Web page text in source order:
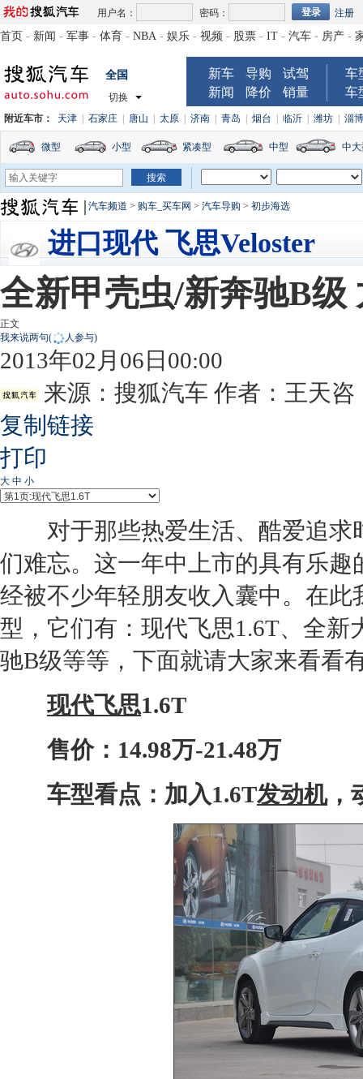
用户名： 密码： 注册
首页 - 新闻 - 军事 - 体育 - NBA - 娱乐 - 视频 - 股票 - IT - 汽车 - 房产 -
全国
切换
新车 导购
试驾
新闻
降价 销量
车
车
附近车市： 天津 石家庄 唐山 太原 济南 青岛 烟台 临沂 潍坊 淄博
微型 小型 紧凑型 中型 中
汽车频道 > 购车_买车网 > 汽车导购 > 初步海选
进口现代 飞思Veloster
全新甲壳虫/新奔驰B级
正文
我来说两句( 人参与)
2013年02月06日00:00
来源： 搜狐汽车 作者：王天咨
复制链接
打印
大 中 小
对于那些热爱生活、酷爱追求
们难忘。这一年中上市的具有乐
经被不少年轻朋友收入囊中。在
型，它们有：现代飞思1.6T、全新
驰B级等等，下面就请大家来看看
现代飞思1.6T
售价：14.98万-21.48万
车型看点：加入1.6T发动机，